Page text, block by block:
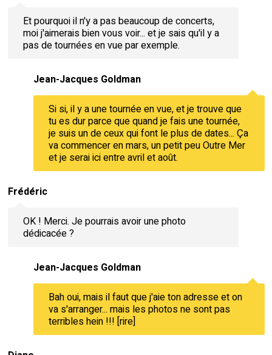
Et pourquoi il n'y a pas beaucoup de concerts,
moi j'aimerais bien vous voir... et je sais qu'il y a
pas de tournées en vue par exemple.
Jean-Jacques Goldman
Si si, il y a une tournée en vue, et je trouve que
tu es dur parce que quand je fais une tournée,
je suis un de ceux qui font le plus de dates... Ça
va commencer en mars, un petit peu Outre Mer
et je serai ici entre avril et août.
Frédéric
OK ! Merci. Je pourrais avoir une photo
dédicacée ?
Jean-Jacques Goldman
Bah oui, mais il faut que j'aie ton adresse et on
va s'arranger... mais les photos ne sont pas
terribles hein !!! [rire]